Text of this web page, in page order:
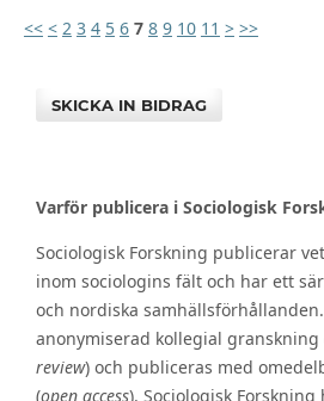
<< < 2 3 4 5 6 7 8 9 10 11 > >>
SKICKA IN BIDRAG
Varför publicera i Sociologisk
Sociologisk Forskning publicerar
inom sociologins fält och har ett
och nordiska
anonymiserad kollegial granskning
review) och publiceras med
(open access). Sociologisk